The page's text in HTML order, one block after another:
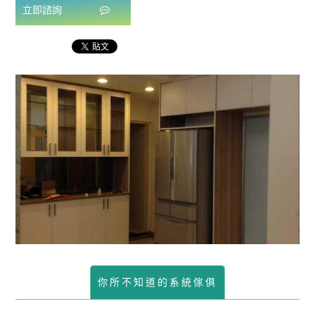
立即諮詢
你所不知道的系統傢俱